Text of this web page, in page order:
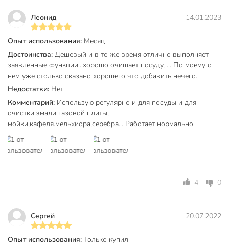
Особенности продукта
ароматизированный
Эффект
удаление жира
удаление
Тип продукта
Срок годности, мес
Габариты упаковки
Леонид 14.01.2023
Опыт использования: Месяц
Достоинства: Дешевый и в то же время отлично выполняет
заявленные функции...хорошо очищает посуду, ... По моему о
нем уже столько сказано хорошего что добавить нечего.
Недостатки: Нет
Комментарий: Использую регулярно и для посуды и для
очистки эмали газовой плиты,
мойки,кафеля.мельхиора,серебра... Работает нормально.
4 0
Сергей 20.07.2022
Опыт использования: Только купил